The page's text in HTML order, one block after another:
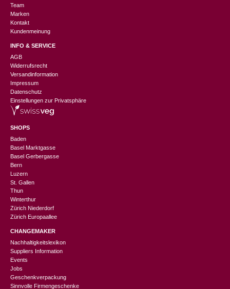
Team
Marken
Kontakt
Kundenmeinung
INFO & SERVICE
AGB
Widerrufsrecht
Versandinformation
Impressum
Datenschutz
Einstellungen zur Privatsphäre
SHOPS
Baden
Basel Marktgasse
Basel Gerbergasse
Bern
Luzern
St. Gallen
Thun
Winterthur
Zürich Niederdorf
Zürich Europaallee
CHANGEMAKER
Nachhaltigkeitslexikon
Suppliers Information
Events
Jobs
Geschenkverpackung
Sinnvolle Firmengeschenke